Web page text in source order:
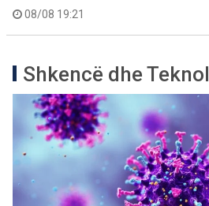
08/08 19:21
Shkencë dhe